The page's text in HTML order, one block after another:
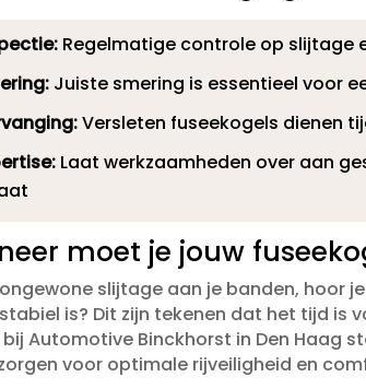
Regelmatige controle op slijtage
Juiste smering is essentieel voor
Versleten fuseekogels dienen
Laat werkzaamheden over aan
moet je jouw
slijtage aan je banden, hoor
is? Dit zijn tekenen dat het tijd is
Automotive Binckhorst in Den Haag
voor optimale rijveiligheid en